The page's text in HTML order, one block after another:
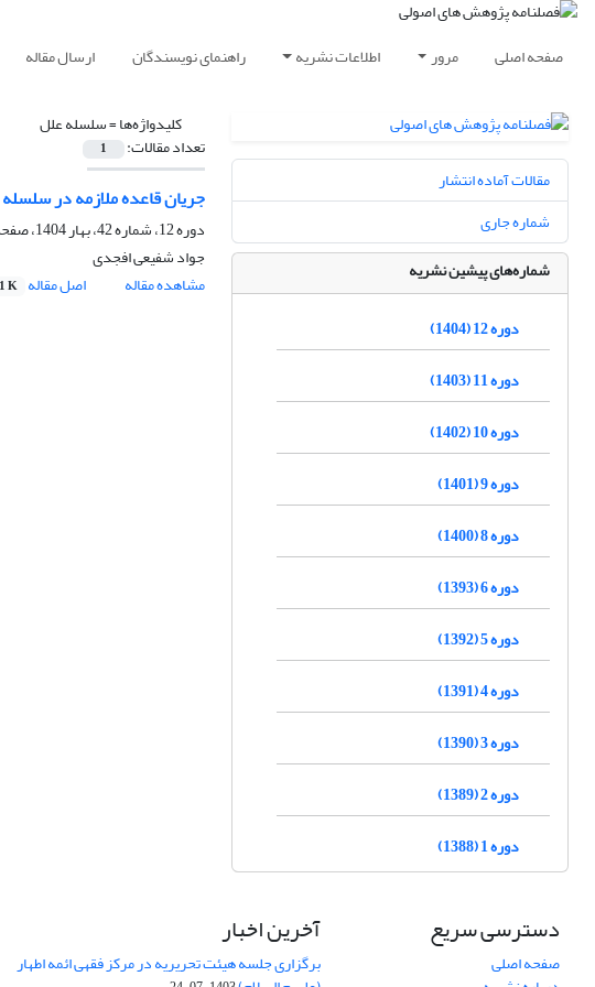
صفحه اصلی مرور اطلاعات نشریه راهنمای نویسندگان ارسال مقاله
کلیدواژه‌ها =سلسله علل
تعداد مقالات: 1
جریان قاعده ملازمه در
دوره 12، شماره 42، بهار 1404، صفحه
جواد شفیعی افجدی
مشاهده مقاله
اصل مقاله K
مقالات آماده انتشار
شماره جاری
شماره‌های پیشین نشریه
دوره 12 (1404)
دوره 11 (1403)
دوره 10 (1402)
دوره 9 (1401)
دوره 8 (1400)
دوره 6 (1393)
دوره 5 (1392)
دوره 4 (1391)
دوره 3 (1390)
دوره 2 (1389)
دوره 1 (1388)
دسترسی سریع
صفحه اصلی
آخرین اخبار
برگزاری جلسه هیئت تحریریه در مرکز فقهی ائمه اطهار